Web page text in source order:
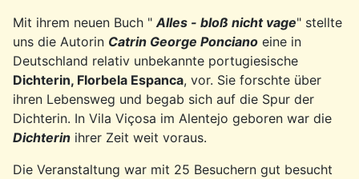
Mit ihrem neuen Buch " Alles - bloß nicht vage" stellte
uns die Autorin Catrin George Ponciano eine in
Deutschland relativ unbekannte portugiesische
Dichterin, Florbela Espanca, vor. Sie forschte über
ihren Lebensweg und begab sich auf die Spur der
Dichterin. In Vila Viçosa im Alentejo geboren war die
Dichterin ihrer Zeit weit voraus.
Die Veranstaltung war mit 25 Besuchern gut besucht